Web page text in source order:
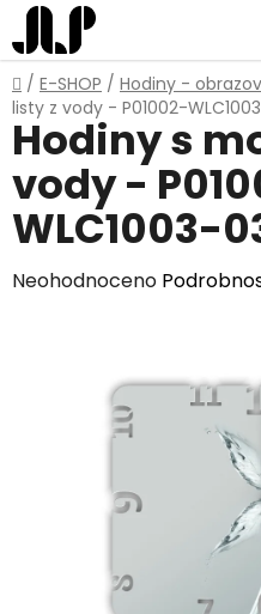
Přejít
na
obsah
Domů
/ E-SHOP / Hodiny -
listy z vody - P01002-
Hodiny s
vody -
WLC1003-
Průměrné
Neohodnoceno